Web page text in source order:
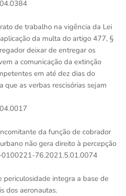
de trabalho na vigência da Lei
da multa do artigo 477, §
deixar de entregar os
a comunicação da extinção
em até dez dias do
que as verbas rescisórias sejam
da função de cobrador
não gera direito à percepção
0100221-76.2021.5.01.0074
periculosidade integra a base de
dos aeronautas.